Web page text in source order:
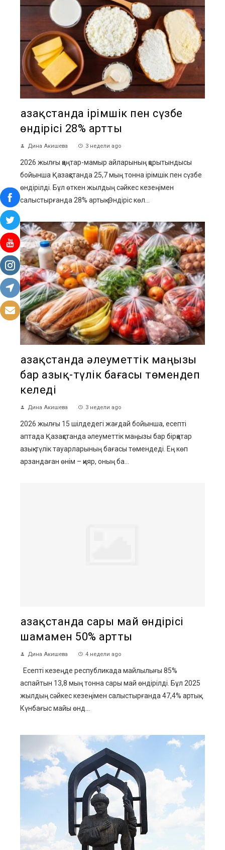
Қазақстанда ірімшік пен сүзбе
өндірісі 28% артты
Дина Акишева 3 недели ago
2026 жылғы қаңтар-мамыр айларының қорытындысы
бойынша Қазақстанда 25,7 мың тонна ірімшік пен сүзбе
өндірілді. Бұл өткен жылдың сәйкес кезеңімен
салыстырғанда 28% артық. Өндіріс көл...
Қазақстанда әлеуметтік маңызы
бар азық-түлік бағасы төмендеп
келеді
Дина Акишева 3 недели ago
2026 жылғы 15 шілдедегі жағдай бойынша, есепті
аптада Қазақстанда әлеуметтік маңызы бар бірқатар
азық-түлік тауарларының бағасы төмендеді. Ең көп
арзандаған өнім – қияр, оның ба...
Қазақстанда сары май өндірісі
шамамен 50% артты
Дина Акишева 4 недели ago
Есепті кезеңде республикада майлылығы 85%
аспайтын 13,8 мың тонна сары май өндірілді. Бұл 2025
жылдың сәйкес кезеңімен салыстырғанда 47,4% артық.
Күнбағыс майы өнд...